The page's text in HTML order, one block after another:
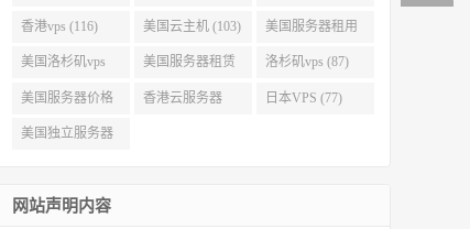
(143) (118)
香港vps (116) 美国云主机 (103) 美国服务器租用
(99)
美国洛杉矶vps
(94)
美国服务器租赁
(91)
洛杉矶vps (87)
美国服务器价格
(82)
香港云服务器 日本VPS (77)
美国独立服务器
网站声明内容